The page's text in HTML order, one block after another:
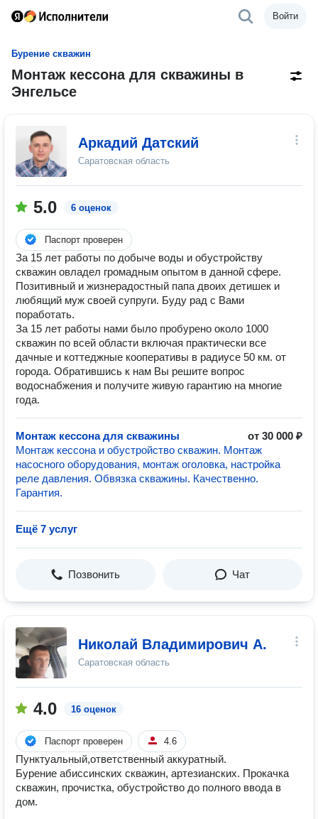
Войти
Бурение скважин
Монтаж кессона для скважины в
Энгельсе
Аркадий Датский
Саратовская область
5.0 6 оценок
Паспорт проверен
За 15 лет работы по добыче воды и обустройству
скважин овладел громадным опытом в данной сфере.
Позитивный и жизнерадостный папа двоих детишек и
любящий муж своей супруги. Буду рад с Вами
поработать.
За 15 лет работы нами было пробурено около 1000
скважин по всей области включая практически все
дачные и коттеджные кооперативы в радиусе 50 км. от
города. Обратившись к нам Вы решите вопрос
водоснабжения и получите живую гарантию на многие
года.
Монтаж кессона для скважины
от 30 000 ₽
Монтаж кессона и обустройство скважин. Монтаж
насосного оборудования, монтаж оголовка, настройка
реле давления. Обвязка скважины. Качественно.
Гарантия.
Ещё 7 услуг
Позвонить Чат
Николай Владимирович А.
Саратовская область
4.0 16 оценок
Паспорт проверен 4.6
Пунктуальный,ответственный аккуратный.
Бурение абиссинских скважин, артезианских. Прокачка
скважин, прочистка, обустройство до полного ввода в
дом.